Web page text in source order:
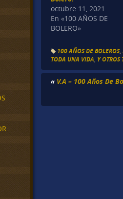
octubre 11, 2021
En «100 AÑOS DE
BOLERO»
100 AÑOS DE BOLEROS,
TODA UNA VIDA Y OTROS
« V.A – 100 Años De